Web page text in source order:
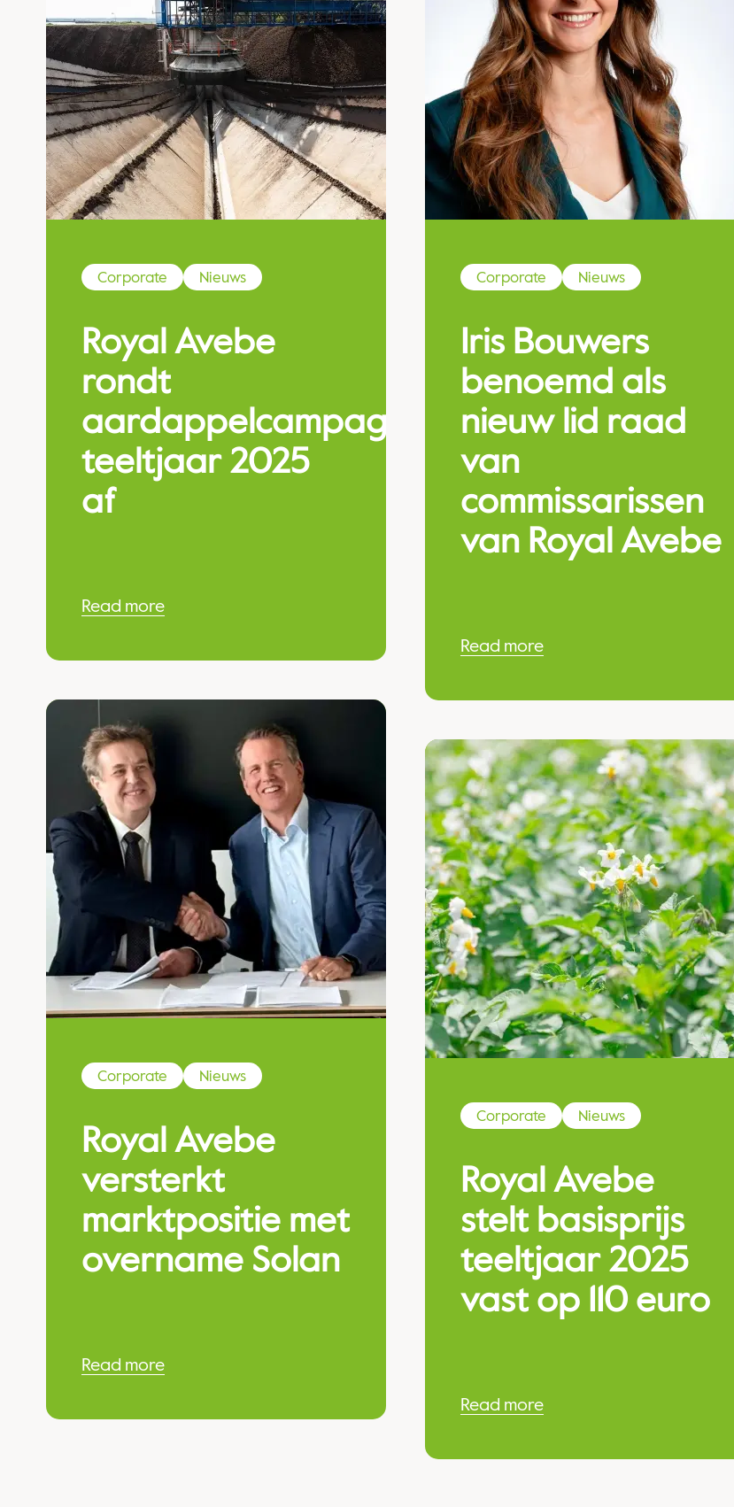
Corporate Nieuws
Royal Avebe
rondt
aardappelcampagne
teeltjaar 2025
af
Read more
Corporate Nieuws
Iris Bouwers
benoemd als
nieuw lid raad
van
commissarissen
van Royal Avebe
Read more
Corporate Nieuws
Royal Avebe
versterkt
marktpositie met
overname Solan
Read more
Corporate Nieuws
Royal Avebe
stelt basisprijs
teeltjaar 2025
vast op 110 euro
Read more